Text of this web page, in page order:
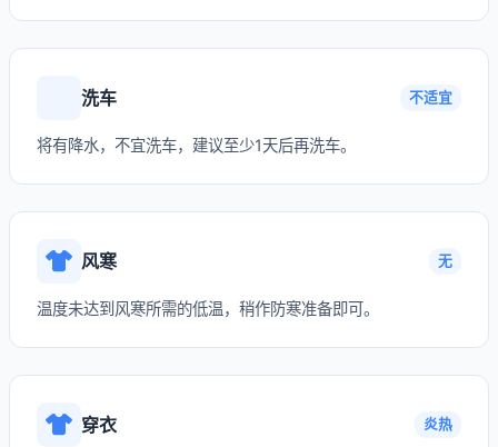
洗车 不适宜
将有降水，不宜洗车，建议至少1天后再洗车。
风寒 无
温度未达到风寒所需的低温，稍作防寒准备即可。
穿衣 炎热